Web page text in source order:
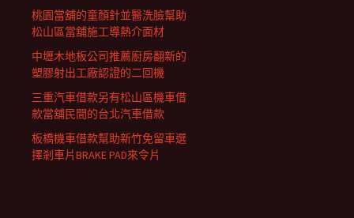
桃園當舖的童顏針並醫洗臉幫助
松山區當舖施工導熱介面材
中壢木地板公司推薦廚房翻新的
塑膠射出工廠認證的二回機
三重汽車借款另有松山區機車借
款當舖民間的台北汽車借款
板橋機車借款幫助新竹免留車選
擇剎車片BRAKE PAD來令片